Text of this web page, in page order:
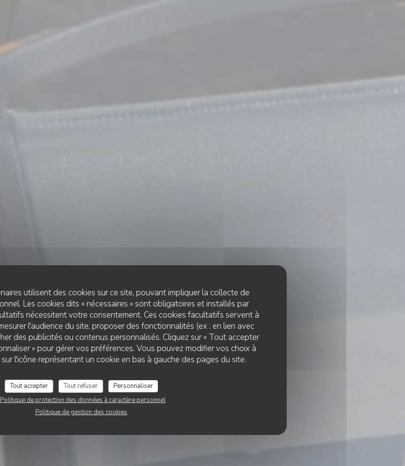
utilisent des cookies sur ce site, pouvant impliquer la collecte de
Les cookies dits « nécessaires » sont obligatoires et installés par
nécessitent votre consentement. Ces cookies facultatifs servent à
l'audience du site, proposer des fonctionnalités (ex : en lien avec
des publicités ou contenus personnalisés. Cliquez sur « Tout accepter
» pour gérer vos préférences. Vous pouvez modifier vos choix à
l'icône représentant un cookie en bas à gauche des pages du site.
Tout accepter Tout refuser
Personnaliser
Politique de protection des données à caractère personnel
Politique de gestion des cookies
RESTAURANT TRADITIONNEL
• CHASSENEUIL-DU-POITOU
Relais Plaza
RÉSERVER